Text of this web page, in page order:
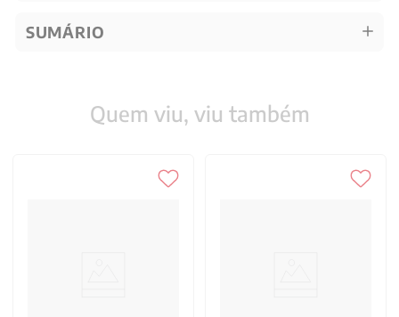
SUMÁRIO
Quem viu, viu também